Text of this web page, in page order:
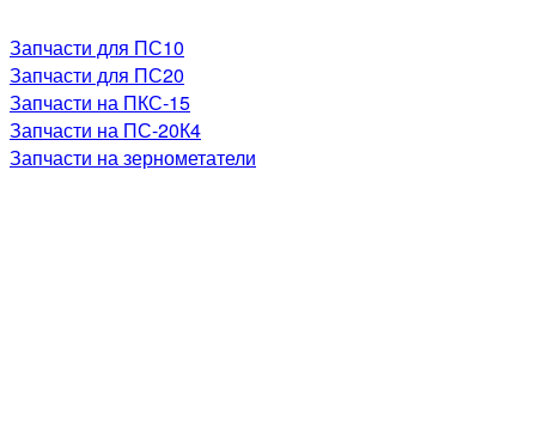
Запчасти для ПС10
Запчасти для ПС20
Запчасти на ПКС-15
Запчасти на ПС-20К4
Запчасти на зернометатели